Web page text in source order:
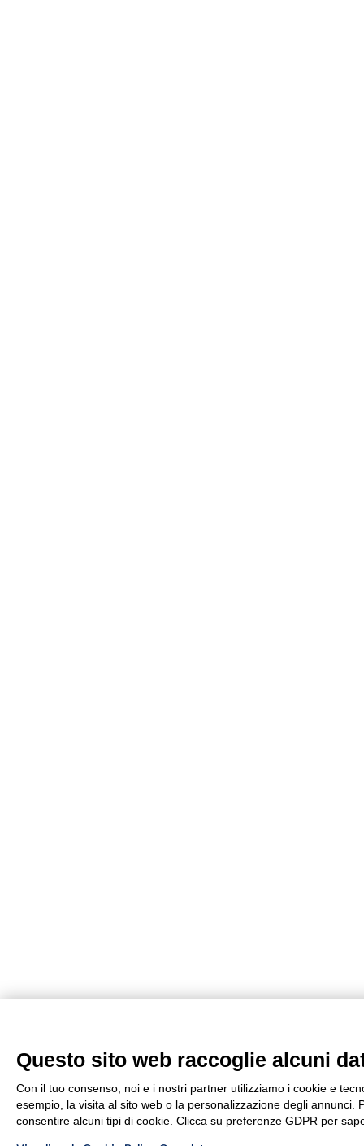
Questo sito web raccoglie alcuni
Con il tuo consenso, noi e i nostri partner utilizziamo i cookie e
esempio, la visita al sito web o la personalizzazione degli
consentire alcuni tipi di cookie. Clicca su preferenze GDPR per